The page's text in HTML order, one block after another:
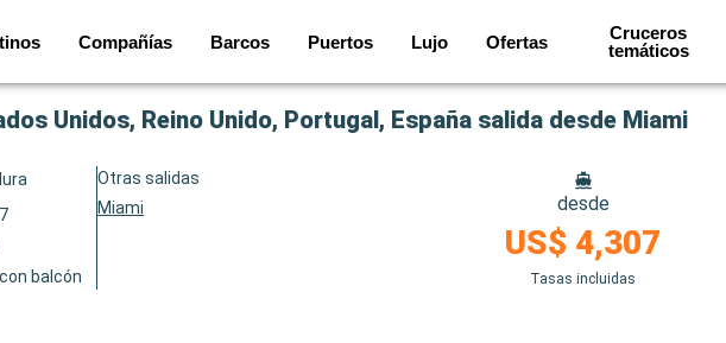
Compañías Barcos Puertos Lujo Ofertas
Cruceros
temáticos
Unidos, Reino Unido, Portugal, España salida desde Miami
balcón
Otras salidas
Miami
desde
US$ 4,307
Tasas incluidas